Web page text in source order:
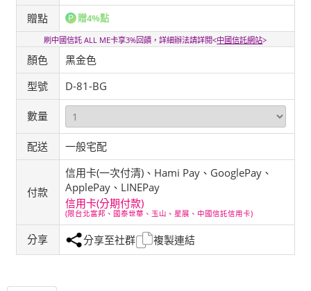
贈點
贈4%點
刷中國信託 ALL ME卡享3%回饋，詳細辦法請詳閱<中國信託網站>
顏色
黑金色
型號
D-81-BG
數量
配送 一般宅配
付款
信用卡(一次付清)、Hami Pay、GooglePay、
ApplePay、LINEPay
信用卡(分期付款)
(限台北富邦、國泰世華、玉山、星展、中國信託信用卡)
分享 分享至社群 複製連結